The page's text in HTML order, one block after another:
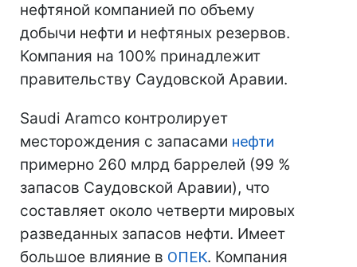
нефтяной компанией по объему
добычи нефти и нефтяных резервов.
Компания на 100% принадлежит
правительству Саудовской Аравии.
Saudi Aramco контролирует
месторождения с запасами нефти
примерно 260 млрд баррелей (99 %
запасов Саудовской Аравии), что
составляет около четверти мировых
разведанных запасов нефти. Имеет
большое влияние в ОПЕК. Компания